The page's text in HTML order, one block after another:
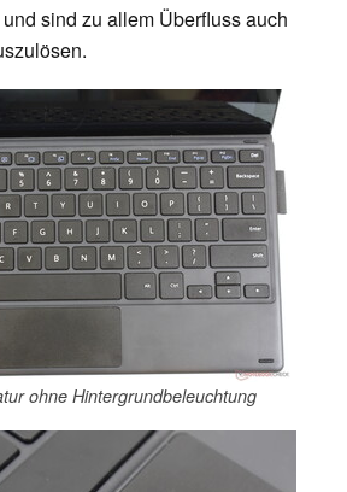
sind zu allem Überfluss auch
ohne Hintergrundbeleuchtung